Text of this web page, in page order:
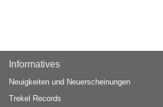
Informatives
Neuigkeiten und Neuerscheinungen
Trekel Records